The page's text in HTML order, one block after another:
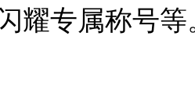
耀专属称号